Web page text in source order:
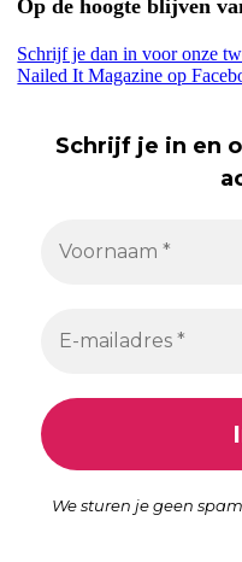
Op de hoogte blijven
Schrijf je dan in voor onze
Nailed It Magazine op
Schrijf je in en
We sturen je geen